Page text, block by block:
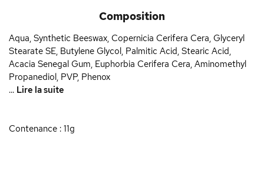
Composition
Aqua, Synthetic Beeswax, Copernicia Cerifera Cera, Glyceryl
Stearate SE, Butylene Glycol, Palmitic Acid, Stearic Acid,
Acacia Senegal Gum, Euphorbia Cerifera Cera, Aminomethyl
Propanediol, PVP, Phenox
... Lire la suite
Contenance : 11g